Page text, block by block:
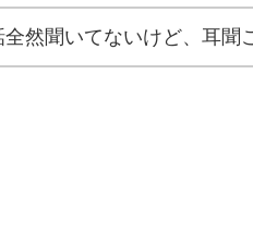
然聞いてないけど、耳聞